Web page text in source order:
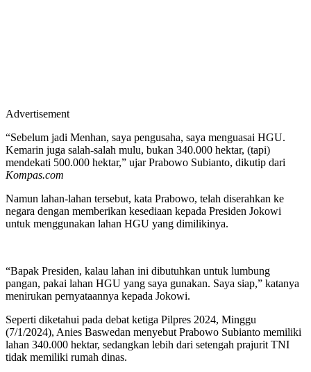
Advertisement
“Sebelum jadi Menhan, saya pengusaha, saya menguasai HGU.
Kemarin juga salah-salah mulu, bukan 340.000 hektar, (tapi)
mendekati 500.000 hektar,” ujar Prabowo Subianto, dikutip dari
Kompas.com
Namun lahan-lahan tersebut, kata Prabowo, telah diserahkan ke
negara dengan memberikan kesediaan kepada Presiden Jokowi
untuk menggunakan lahan HGU yang dimilikinya.
“Bapak Presiden, kalau lahan ini dibutuhkan untuk lumbung
pangan, pakai lahan HGU yang saya gunakan. Saya siap,” katanya
menirukan pernyataannya kepada Jokowi.
Seperti diketahui pada debat ketiga Pilpres 2024, Minggu
(7/1/2024), Anies Baswedan menyebut Prabowo Subianto memiliki
lahan 340.000 hektar, sedangkan lebih dari setengah prajurit TNI
tidak memiliki rumah dinas.